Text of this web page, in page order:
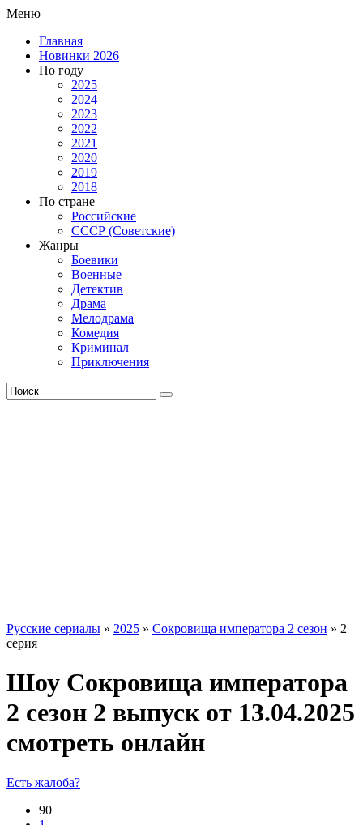
Меню
Главная
Новинки 2026
По году
2025
2024
2023
2022
2021
2020
2019
2018
По стране
Российские
СССР (Советские)
Жанры
Боевики
Военные
Детектив
Драма
Мелодрама
Комедия
Криминал
Приключения
Русские сериалы » 2025 » Сокровища императора 2 сезон » 2
серия
Шоу Сокровища императора
2 сезон 2 выпуск от 13.04.2025
смотреть онлайн
Есть жалоба?
90